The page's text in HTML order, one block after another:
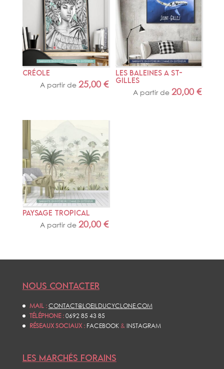
CRÉOLE
A partir de 25,00 €
LES BALEINES A ST-
GILLES
A partir de20,00€
PAYSAGE TROPICAL
A partir de 20,00 €
NOUS CONTACTER
MAIL :CONTACT@LOEILDUCYCLONE.COM
TÉLÉPHONE :0692 85 43 85
RÉSEAUX SOCIAUX : FACEBOOK& INSTAGRAM
LES MARCHÉS FORAINS